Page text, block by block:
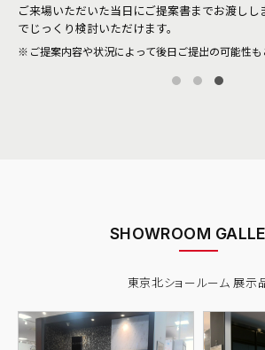
ご来場いただいた当日にご提案書までお渡しし
でじっくり検討いただけます。
ご提案内容や状況によって後日ご提出の可能性も
SHOWROOM
東京北ショールーム 展示